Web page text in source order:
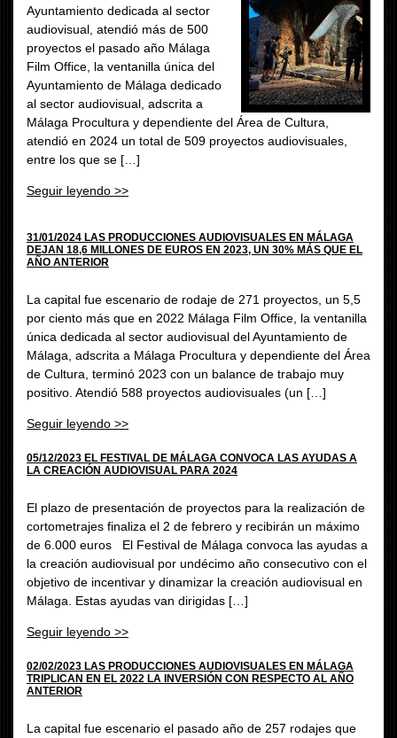
Ayuntamiento dedicada al sector
audiovisual, atendió más de 500
proyectos el pasado año Málaga
Film Office, la ventanilla única del
Ayuntamiento de Málaga dedicado
al sector audiovisual, adscrita a
Málaga Procultura y dependiente del Área de Cultura,
atendió en 2024 un total de 509 proyectos audiovisuales,
entre los que se […]
Seguir leyendo >>
31/01/2024 LAS PRODUCCIONES AUDIOVISUALES EN MÁLAGA
DEJAN 18,6 MILLONES DE EUROS EN 2023, UN 30% MÁS QUE EL
AÑO ANTERIOR
La capital fue escenario de rodaje de 271 proyectos, un 5,5
por ciento más que en 2022 Málaga Film Office, la ventanilla
única dedicada al sector audiovisual del Ayuntamiento de
Málaga, adscrita a Málaga Procultura y dependiente del Área
de Cultura, terminó 2023 con un balance de trabajo muy
positivo. Atendió 588 proyectos audiovisuales (un […]
Seguir leyendo >>
05/12/2023 EL FESTIVAL DE MÁLAGA CONVOCA LAS AYUDAS A
LA CREACIÓN AUDIOVISUAL PARA 2024
El plazo de presentación de proyectos para la realización de
cortometrajes finaliza el 2 de febrero y recibirán un máximo
de 6.000 euros El Festival de Málaga convoca las ayudas a
la creación audiovisual por undécimo año consecutivo con el
objetivo de incentivar y dinamizar la creación audiovisual en
Málaga. Estas ayudas van dirigidas […]
Seguir leyendo >>
02/02/2023 LAS PRODUCCIONES AUDIOVISUALES EN MÁLAGA
TRIPLICAN EN EL 2022 LA INVERSIÓN CON RESPECTO AL AÑO
ANTERIOR
La capital fue escenario el pasado año de 257 rodajes que